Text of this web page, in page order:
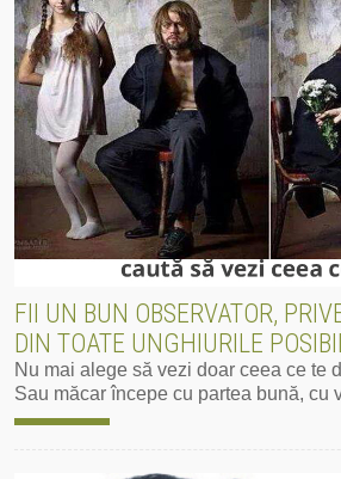
FII UN BUN OBSERVATOR,
DIN TOATE UNGHIURILE
Nu mai alege să vezi doar ceea ce te
Sau măcar începe cu partea bună, cu